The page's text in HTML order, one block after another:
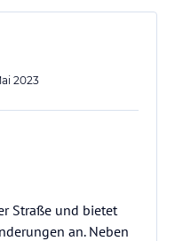
2023
Straße und bietet
an. Neben